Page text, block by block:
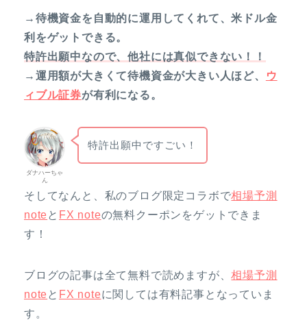
→待機資金を自動的に運用してくれて、米ドル金
利をゲットできる。
特許出願中なので、他社には真似できない！！
→運用額が大きくて待機資金が大きい人ほど、
ウ
ィブル証券が有利になる。
ダナハーちゃ
ん
特許出願中ですごい！
そしてなんと、私のブログ限定コラボで相場予測
note と FX noteの無料クーポンをゲットできま
す！
ブログの記事は全て無料で読めますが、相場予測
note と FX noteに関しては有料記事となっていま
す。